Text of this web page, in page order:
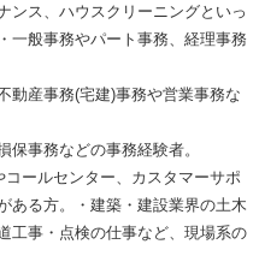
ンス、ハウスクリーニングといっ
一般事務やパート事務、経理事務
動産事務(宅建)事務や営業事務な
保事務などの事務経験者。
コールセンター、カスタマーサポ
ある方。・建築・建設業界の土木
工事・点検の仕事など、現場系の